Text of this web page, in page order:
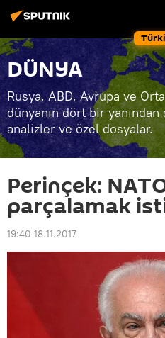
DÜNYA
Rusya, ABD, Avrupa ve
dünyanın dört bir
analizler ve özel dosyalar.
Perinçek:
parçalamak
19:40 18.11.2017